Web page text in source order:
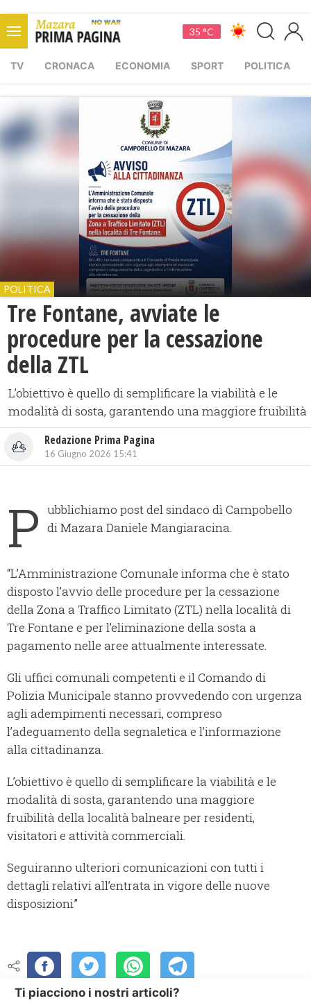
35 °C
TV CRONACA ECONOMIA SPORT POLITICA
POLITICA
Tre Fontane, avviate le
procedure per la cessazione
della ZTL
L’obiettivo è quello di semplificare la viabilità e le
modalità di sosta, garantendo una maggiore fruibilità
Redazione Prima Pagina
16 Giugno 2026 15:41
P ubblichiamo post del sindaco dì Campobello
di Mazara Daniele Mangiaracina.
“L’Amministrazione Comunale informa che è stato
disposto l’avvio delle procedure per la cessazione
della Zona a Traffico Limitato (ZTL) nella località di
Tre Fontane e per l’eliminazione della sosta a
pagamento nelle aree attualmente interessate.
Gli uffici comunali competenti e il Comando di
Polizia Municipale stanno provvedendo con urgenza
agli adempimenti necessari, compreso
l’adeguamento della segnaletica e l’informazione
alla cittadinanza.
L’obiettivo è quello di semplificare la viabilità e le
modalità di sosta, garantendo una maggiore
fruibilità della località balneare per residenti,
visitatori e attività commerciali.
Seguiranno ulteriori comunicazioni con tutti i
dettagli relativi all’entrata in vigore delle nuove
disposizioni”
Ti piacciono i nostri articoli?